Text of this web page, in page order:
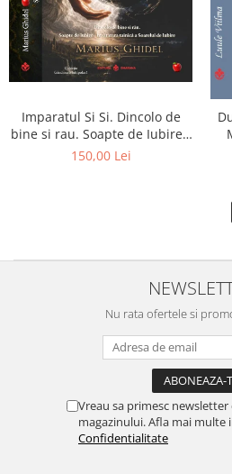
Imparatul Si Si. Dincolo de
bine si rau. Soapte de Iubire -
Invatatura tainica a Soarelui
150,00 Lei
Nu rata ofertele si
Vreau sa primesc
magazinului. Afla mai multe
Confidentialitate